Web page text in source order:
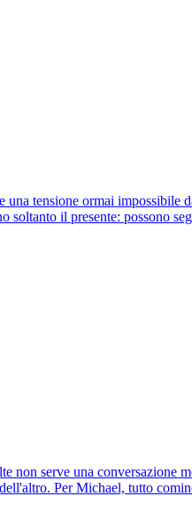
tensione ormai impossibile
il presente: possono
serve una conversazione
Per Michael, tutto